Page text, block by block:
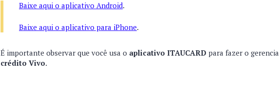
Baixe aqui o aplicativo Android.
Baixe aqui o aplicativo para iPhone.
É importante observar que você usa o aplicativo ITAUCARD para fazer o
crédito Vivo.